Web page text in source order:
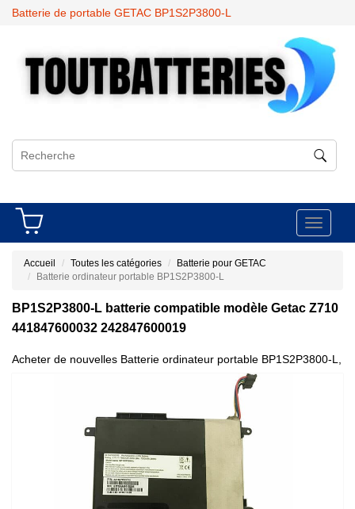
Batterie de portable GETAC BP1S2P3800-L
Toggle
Accueil Toutes les catégories
Batterie pour GETAC
Batterie ordinateur portable BP1S2P3800-L
BP1S2P3800-L batterie compatible modèle Getac Z710
441847600032 242847600019
Acheter de nouvelles Batterie ordinateur portable BP1S2P3800-L,